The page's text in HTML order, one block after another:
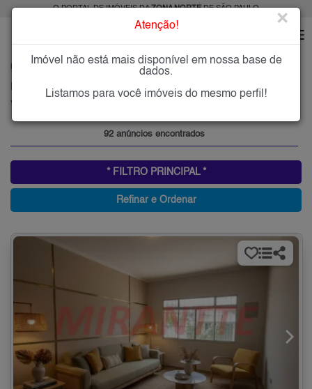
O PORTAL DE IMÓVEIS DAZONA NORTEDE SÃO PAULO
VILA EDE
Imóveis à Venda na Vila Ede, Zona Norte de São Paulo
Vila Ede, Zona Norte
92 anúncios encontrados
* FILTRO PRINCIPAL *
Refinar e Ordenar
Atenção! ×
Imóvel não está mais disponível em nossa base de
dados.
Listamos para você imóveis do mesmo perfil!